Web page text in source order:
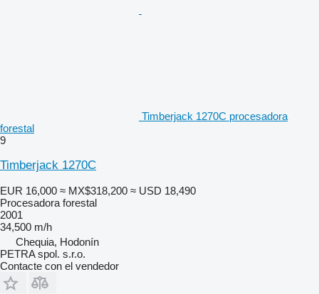
Timberjack 1270C procesadora
forestal
9
Timberjack 1270C
EUR 16,000 ≈ MX$318,200 ≈ USD 18,490
Procesadora forestal
2001
34,500 m/h
Chequia, Hodonín
PETRA spol. s.r.o.
Contacte con el vendedor